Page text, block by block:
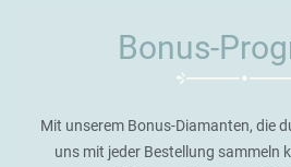
Bonus-
Mit unserem Bonus-Diamanten, die
uns mit jeder Bestellung sammeln